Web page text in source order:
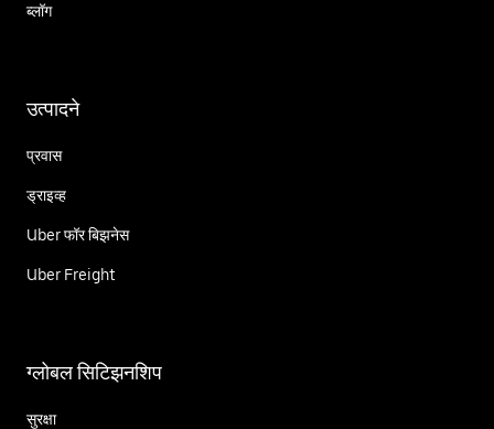
ब्लॉग
उत्पादने
प्रवास
ड्राइव्ह
Uber फॉर बिझनेस
Uber Freight
ग्लोबल सिटिझनशिप
सुरक्षा